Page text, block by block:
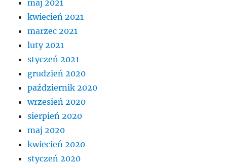
maj 2021
kwiecień 2021
marzec 2021
luty 2021
styczeń 2021
grudzień 2020
październik 2020
wrzesień 2020
sierpień 2020
maj 2020
kwiecień 2020
styczeń 2020